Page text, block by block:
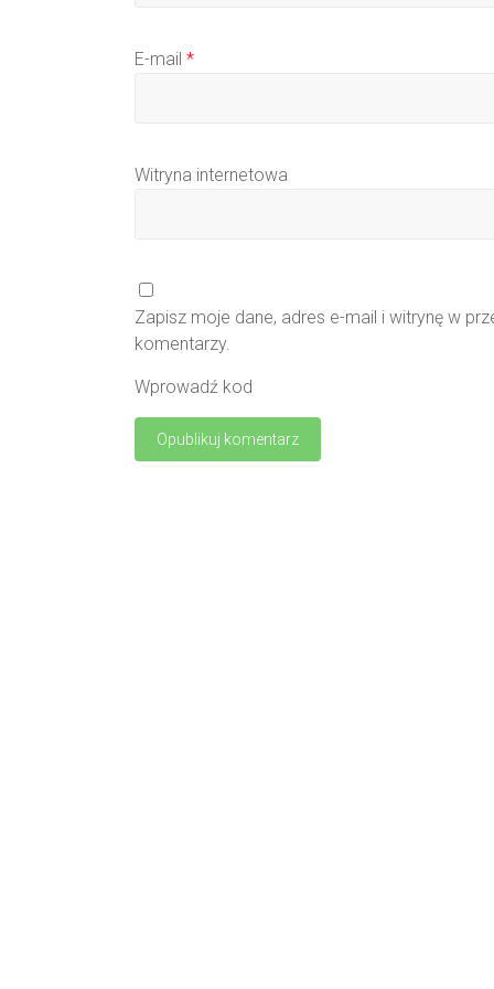
E-mail *
Witryna internetowa
Zapisz moje dane, adres e-mail i witrynę w
komentarzy.
Wprowadź kod